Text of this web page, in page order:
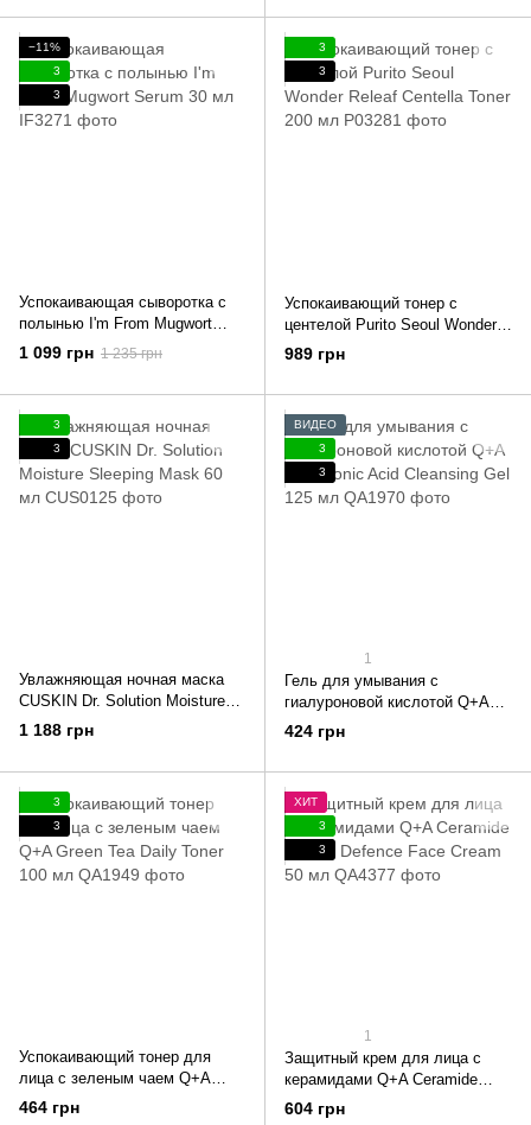
−11%
3
3
Успокаивающая сыворотка с
полынью I'm From Mugwort
Serum 30 мл
1 099 грн 1 235 грн
3
3
Успокаивающий тонер с
центелой Purito Seoul Wonder
Releaf Centella Toner 200 мл
989 грн
3
3
Увлажняющая ночная маска
CUSKIN Dr. Solution Moisture
Sleeping Mask 60 мл
1 188 грн
ВИДЕО
3
3
1
Гель для умывания с
гиалуроновой кислотой Q+A
Hyaluronic Acid Cleansing Gel
125 мл
424 грн
3
3
Успокаивающий тонер для
лица с зеленым чаем Q+A
Green Tea Daily Toner 100 мл
464 грн
ХИТ
3
3
1
Защитный крем для лица с
керамидами Q+A Ceramide
Barrier Defence Face Cream 50
604 грн